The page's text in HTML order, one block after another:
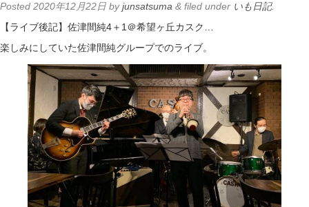
Contact
YouTube
Online Lesson
Posted 2020年12月22日 byjunsatsuma & filed under いも日記.
【ライブ後記】佐津間純4＋1＠希望ヶ丘カスク…
楽しみにしていた佐津間純グループでのライブ。